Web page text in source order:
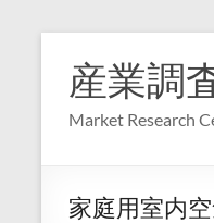
産業調
Market Research
家庭用室内